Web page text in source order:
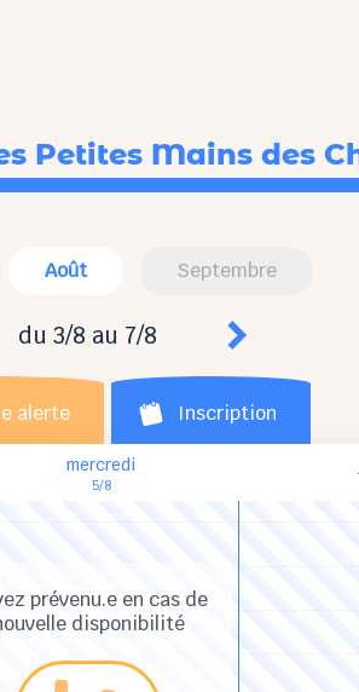
Petites Mains des
Août Septembre
du 3/8 au 7/8
alerte Inscription
prévenu.e en cas de
disponibilité
mercredi
5/8